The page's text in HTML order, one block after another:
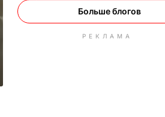
Больше блогов
РЕКЛАМА